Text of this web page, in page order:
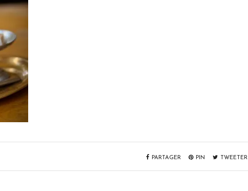
PARTAGER PIN TWEETER